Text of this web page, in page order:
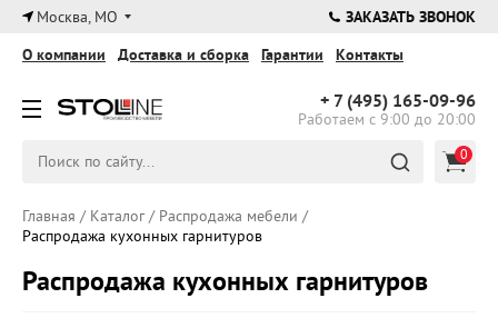
×
Москва, МО ЗАКАЗАТЬ ЗВОНОК
+ 7 (495) 165-09-96
Работаем с 9:00 до 20:00
О компании Доставка и сборка Гарантии Контакты
0
Главная / Каталог/ Распродажа мебели /
Распродажа кухонных гарнитуров
Распродажа кухонных гарнитуров